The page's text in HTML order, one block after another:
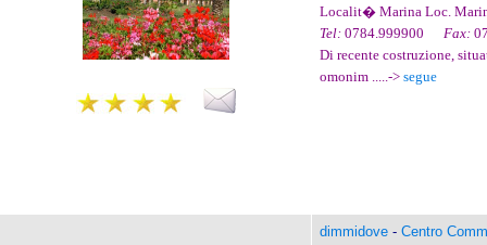
Localit� Marina Loc.
Tel: 0784.999900 Fax:
Di recente costruzione,
omonim .....-> segue
dimmidove- Centro